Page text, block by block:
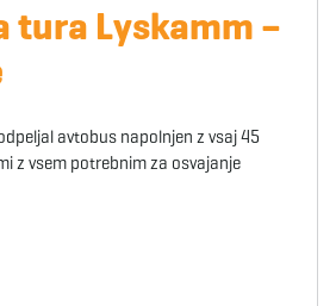
tura Lyskamm –
avtobus napolnjen z vsaj 45
z vsem potrebnim za osvajanje